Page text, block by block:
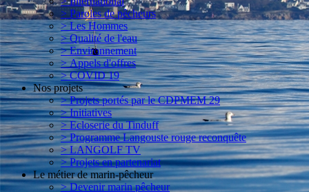
> Paroles de pêcheurs
> Les Hommes
> Qualité de l'eau
> Environnement
> Appels d'offres
> COVID 19
Nos projets
> Projets portés par le CDPMEM 29
> Initiatives
> Ecloserie du Tinduff
> Programme Langouste rouge reconquête
> LANGOLF TV
> Projets en partenariat
Le métier de marin-pêcheur
> Devenir marin pêcheur